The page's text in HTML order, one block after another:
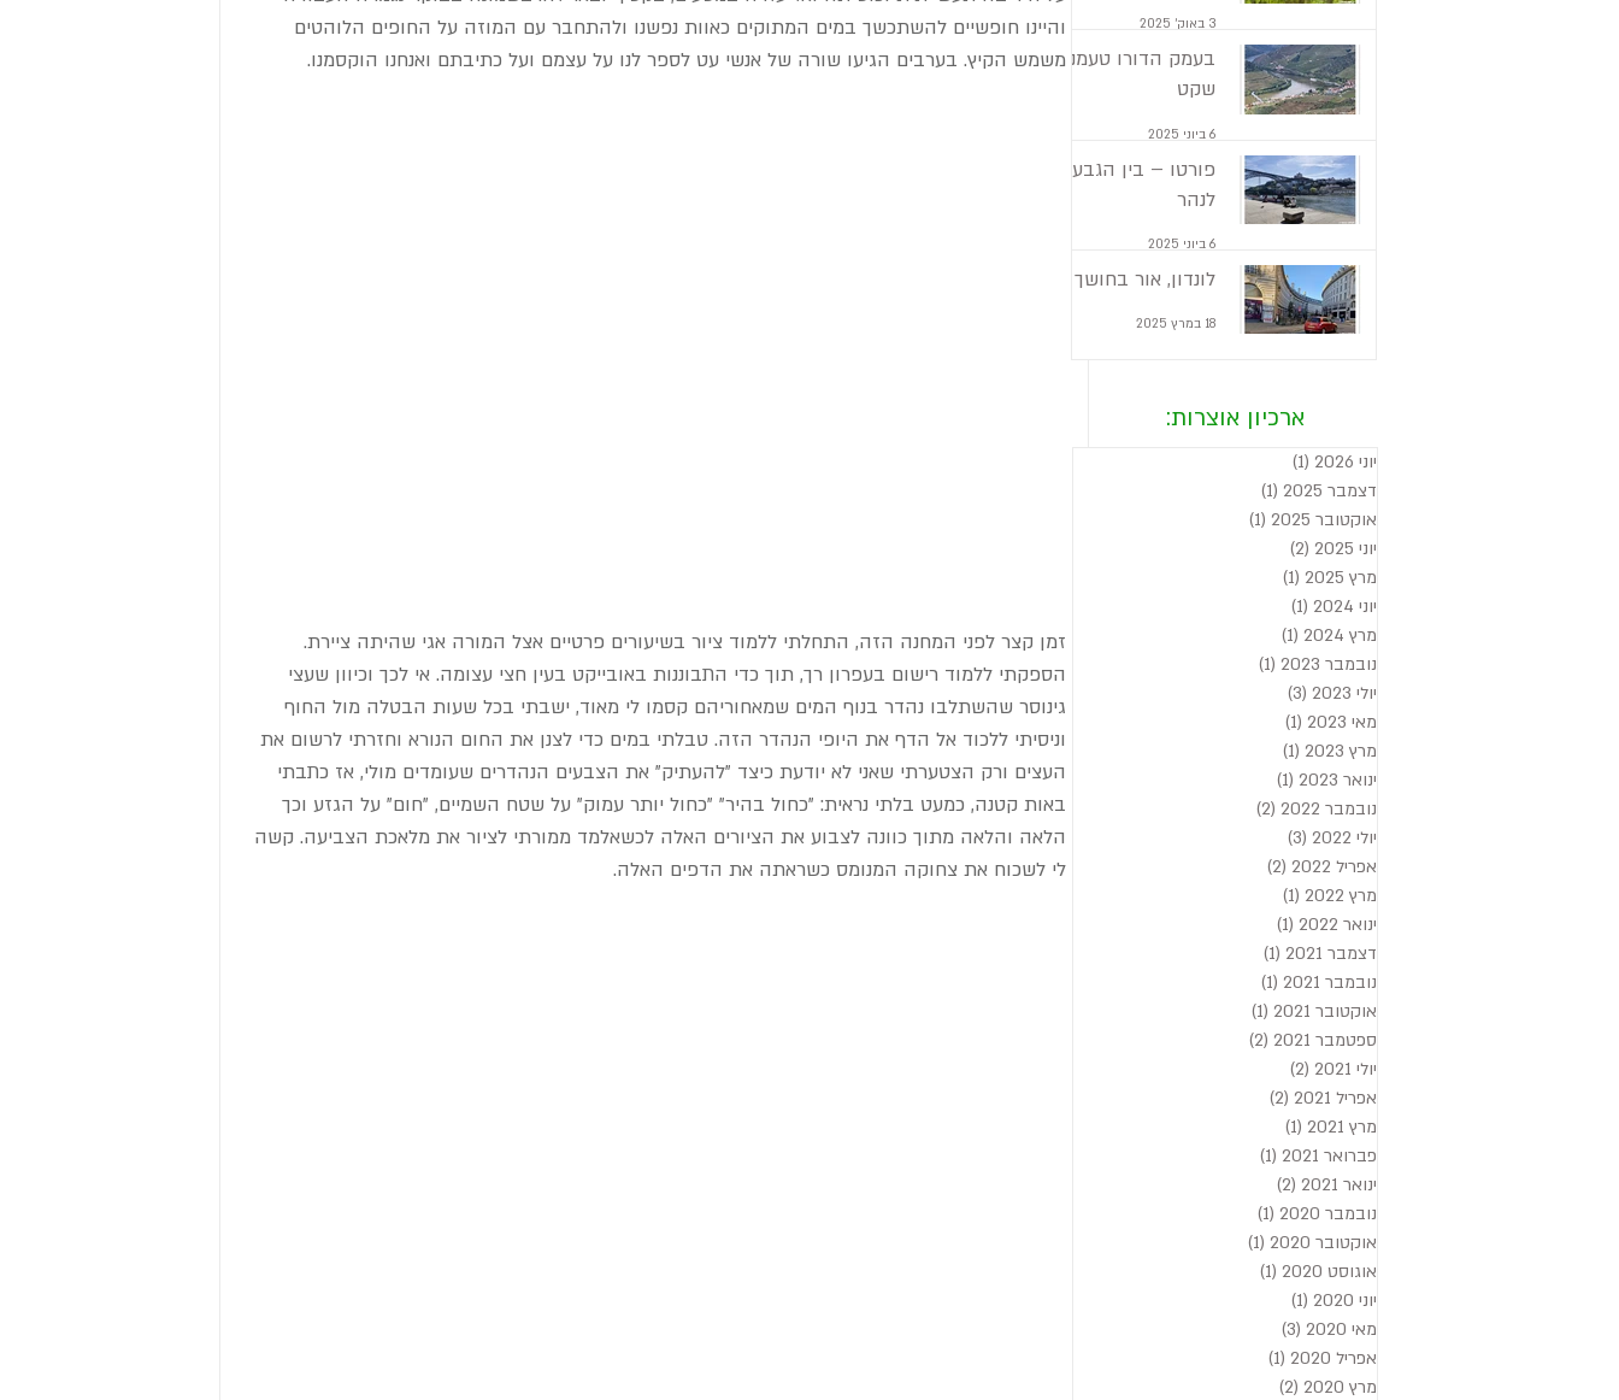
והיינו חופשיים להשתכשך במים המתוקים כאוות נפשנו ולהתחבר עם המוזה על החופים הלוהטים
משמש הקיץ. בערבים הגיעו שורה של אנשי עט לספר לנו על עצמם ועל כתיבתם ואנחנו הוקסמנו.
זמן קצר לפני המחנה הזה, התחלתי ללמוד ציור בשיעורים פרטיים אצל המורה אגי שהיתה ציירת.
הספקתי ללמוד רישום בעפרון רך, תוך כדי התבוננות באובייקט בעין חצי עצומה. אי לכך וכיוון שעצי
גינוסר שהשתלבו נהדר בנוף המים שמאחוריהם קסמו לי מאוד, ישבתי בכל שעות הבטלה מול החוף
וניסיתי ללכוד אל הדף את היופי הנהדר הזה. טבלתי במים כדי לצנן את החום הנורא וחזרתי לרשום את
העצים ורק הצטערתי שאני לא יודעת כיצד "להעתיק" את הצבעים הנהדרים שעומדים מולי, אז כתבתי
באות קטנה, כמעט בלתי נראית: "כחול בהיר" "כחול יותר עמוק" על שטח השמיים, "חום" על הגזע וכך
הלאה והלאה מתוך כוונה לצבוע את הציורים האלה לכשאלמד ממורתי לציור את מלאכת הצביעה. קשה
לי לשכוח את צחוקה המנומס כשראתה את הדפים האלה.
3 באוק׳ 2025
בעמק הדורו טעמנו
שקט
6 ביוני 2025
פורטו – בין הגבעות
לנהר
6 ביוני 2025
לונדון, אור בחושך
18 במרץ 2025
ארכיון אוצרות:
יוני 2026 (1)
דצמבר 2025
(1)
אוקטובר 2025
(1)
יוני 2025
(2)
מרץ 2025
(1)
יוני 2024
(1)
מרץ 2024
(1)
נובמבר 2023
(1)
יולי 2023
(3)
מאי 2023
(1)
מרץ 2023
(1)
ינואר 2023
(1)
נובמבר 2022
(2)
יולי 2022
(3)
אפריל 2022
(2)
מרץ 2022
(1)
ינואר 2022
(1)
דצמבר 2021
(1)
נובמבר 2021
(1)
אוקטובר 2021
(1)
ספטמבר 2021
(2)
יולי 2021
(2)
אפריל 2021
(2)
מרץ 2021
(1)
פברואר 2021
(1)
ינואר 2021
(2)
נובמבר 2020
(1)
אוקטובר 2020
(1)
אוגוסט 2020
(1)
יוני 2020
(1)
מאי 2020
(3)
אפריל 2020
(1)
מרץ 2020
(2)